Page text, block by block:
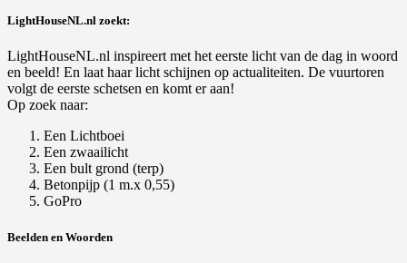
LightHouseNL.nl zoekt:
LightHouseNL.nl inspireert met het eerste licht van de dag in woord
en beeld! En laat haar licht schijnen op actualiteiten. De vuurtoren
volgt de eerste schetsen en komt er aan!
Op zoek naar:
Een Lichtboei
Een zwaailicht
Een bult grond (terp)
Betonpijp (1 m.x 0,55)
GoPro
Beelden en Woorden